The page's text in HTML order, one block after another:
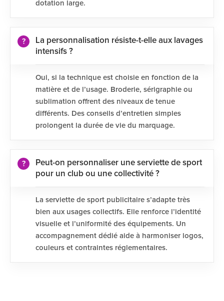
dotation large.
La personnalisation résiste-t-elle aux lavages
intensifs ?
Oui, si la technique est choisie en fonction de la
matière et de l’usage. Broderie, sérigraphie ou
sublimation offrent des niveaux de tenue
différents. Des conseils d’entretien simples
prolongent la durée de vie du marquage.
Peut-on personnaliser une serviette de sport
pour un club ou une collectivité ?
La serviette de sport publicitaire s’adapte très
bien aux usages collectifs. Elle renforce l’identité
visuelle et l’uniformité des équipements. Un
accompagnement dédié aide à harmoniser logos,
couleurs et contraintes réglementaires.